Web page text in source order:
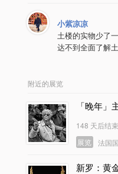
小紫凉凉
土楼的实物少了
达不到全面了解
附近的展览
「晚年」
148 天后结束
展览
法国
新罗：黄